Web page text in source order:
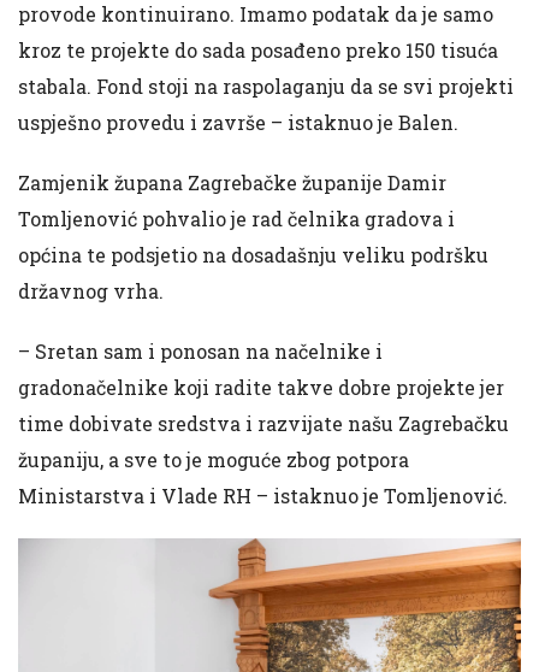
provode kontinuirano. Imamo podatak da je samo
kroz te projekte do sada posađeno preko 150 tisuća
stabala. Fond stoji na raspolaganju da se svi projekti
uspješno provedu i završe – istaknuo je Balen.
Zamjenik župana Zagrebačke županije Damir
Tomljenović pohvalio je rad čelnika gradova i
općina te podsjetio na dosadašnju veliku podršku
državnog vrha.
– Sretan sam i ponosan na načelnike i
gradonačelnike koji radite takve dobre projekte jer
time dobivate sredstva i razvijate našu Zagrebačku
županiju, a sve to je moguće zbog potpora
Ministarstva i Vlade RH – istaknuo je Tomljenović.